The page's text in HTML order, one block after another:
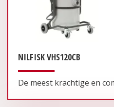
NILFISK VHS120CB
De meest krachtige en